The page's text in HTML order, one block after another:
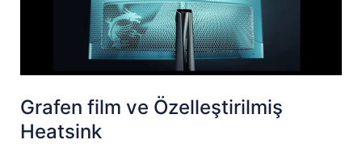
Grafen film ve Özelleştirilmiş
Heatsink